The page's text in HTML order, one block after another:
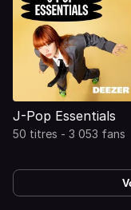
J-Pop Essentials
50 titres - 3 053 fans